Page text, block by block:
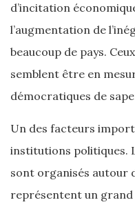
d’incitation
l’augmentation de
beaucoup de pays.
semblent être en
démocratiques de
Un des facteurs
institutions politiques.
sont organisés autour
représentent un grand